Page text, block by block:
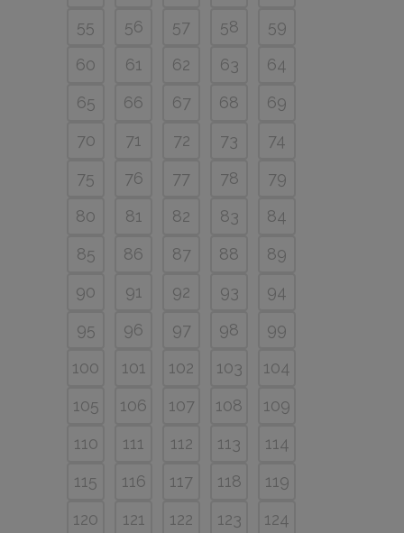
55
56 57 58
59
60
61 62 63
64
65
66 67 68
69
70
71 72 73
74
75
76 77 78
79
80
81 82 83
84
85
86 87 88
89
90
91 92 93
94
95
96 97 98
99
100
101 102 103
104
105
106 107 108
109
110
111 112 113
114
115
116 117 118
119
120
121 122 123
124